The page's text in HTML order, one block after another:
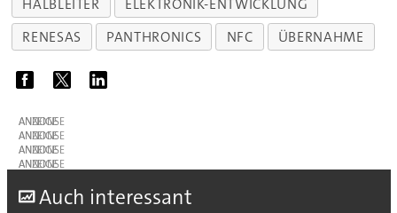
HALBLEITER
ELEKTRONIK-ENTWICKLUNG
RENESAS
PANTHRONICS NFC ÜBERNAHME
ANZEIGE
ANZEIGE
ANZEIGE
ANZEIGE
Auch interessant